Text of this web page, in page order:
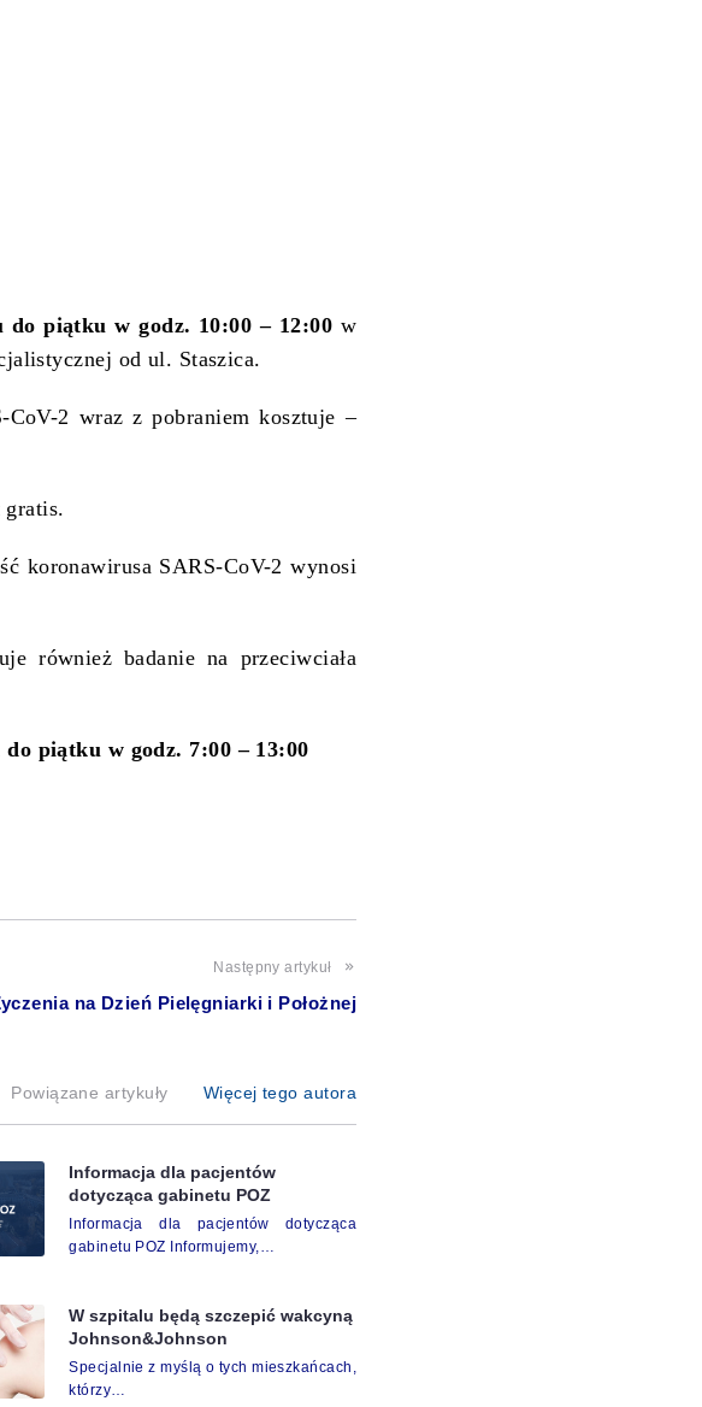
do piątku w godz. 10:00 – 12:00 w
od ul. Staszica.
CoV-2 wraz z pobraniem kosztuje –
gratis.
koronawirusa SARS-CoV-2 wynosi
również badanie na przeciwciała
do piątku w godz. 7:00 – 13:00
Następny artykuł
na Dzień Pielęgniarki i Położnej
Powiązane artykuły Więcej tego autora
Informacja dla pacjentów
dotycząca gabinetu POZ
Informacja dla pacjentów dotycząca
gabinetu POZ Informujemy,…
W szpitalu będą szczepić wakcyną
Johnson&Johnson
Specjalnie z myślą o tych mieszkańcach,
którzy…